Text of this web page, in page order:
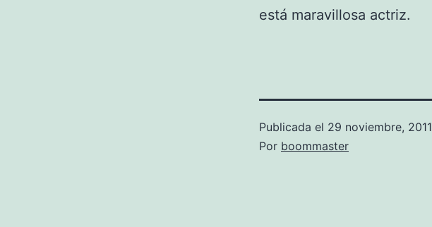
está maravillosa actriz.
Publicada el 29 noviembre, 2011
Por boommaster